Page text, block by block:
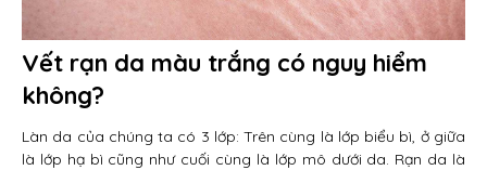
Vết rạn da màu trắng có nguy hiểm
không?
Làn da của chúng ta có 3 lớp: Trên cùng là lớp biểu bì, ở giữa
là lớp hạ bì cũng như cuối cùng là lớp mô dưới da. Rạn da là